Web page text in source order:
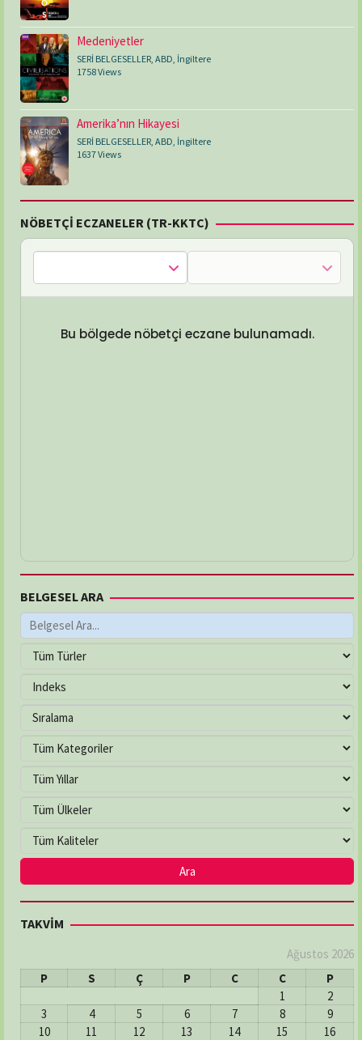
Medeniyetler
SERİ BELGESELLER ABD İngiltere
1758 Views
Amerika’nın Hikayesi
SERİ BELGESELLER ABD İngiltere
1637 Views
NÖBETÇİ ECZANELER (TR-KKTC)
Bu bölgede nöbetçi eczane bulunamadı.
BELGESEL ARA
TAKVİM
Ağustos 2026
P
S Ç P C C
P
1
2
3
4 5 6 7 8
9
10
11 12 13 14 15
16